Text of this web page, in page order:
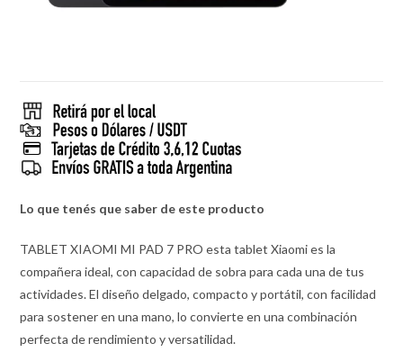
Lo que tenés que saber de este producto
TABLET XIAOMI MI PAD 7 PRO esta tablet Xiaomi es la
compañera ideal, con capacidad de sobra para cada una de tus
actividades. El diseño delgado, compacto y portátil, con facilidad
para sostener en una mano, lo convierte en una combinación
perfecta de rendimiento y versatilidad.